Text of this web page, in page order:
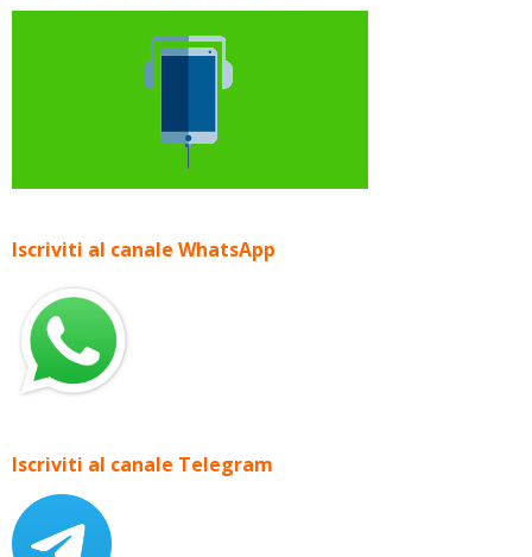
Iscriviti al canale WhatsApp
Iscriviti al canale Telegram